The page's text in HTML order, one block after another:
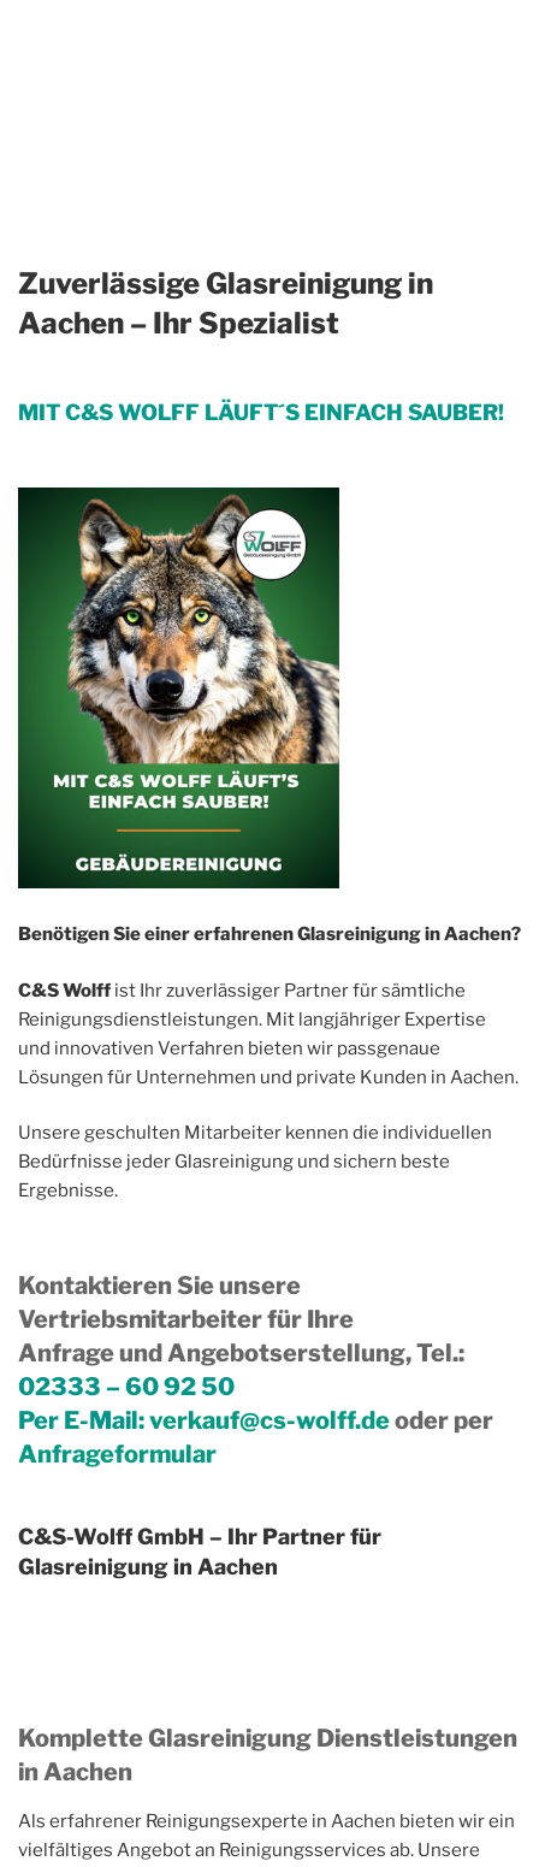
Zuverlässige Glasreinigung in
Aachen – Ihr Spezialist
MIT C&S WOLFF LÄUFT´S EINFACH SAUBER!
Benötigen Sie einer erfahrenen Glasreinigung in Aachen?
C&S Wolff ist Ihr zuverlässiger Partner für sämtliche
Reinigungsdienstleistungen. Mit langjähriger Expertise
und innovativen Verfahren bieten wir passgenaue
Lösungen für Unternehmen und private Kunden in Aachen.
Unsere geschulten Mitarbeiter kennen die individuellen
Bedürfnisse jeder Glasreinigung und sichern beste
Ergebnisse.
Kontaktieren Sie unsere
Vertriebsmitarbeiter für Ihre
Anfrage und Angebotserstellung, Tel.:
02333 – 60 92 50
Per E-Mail:verkauf@cs-wolff.deoder per
Anfrageformular
C&S-Wolff GmbH – Ihr Partner für
Glasreinigung in Aachen
Komplette Glasreinigung Dienstleistungen
in Aachen
Als erfahrener Reinigungsexperte in Aachen bieten wir ein
vielfältiges Angebot an Reinigungsservices ab. Unsere